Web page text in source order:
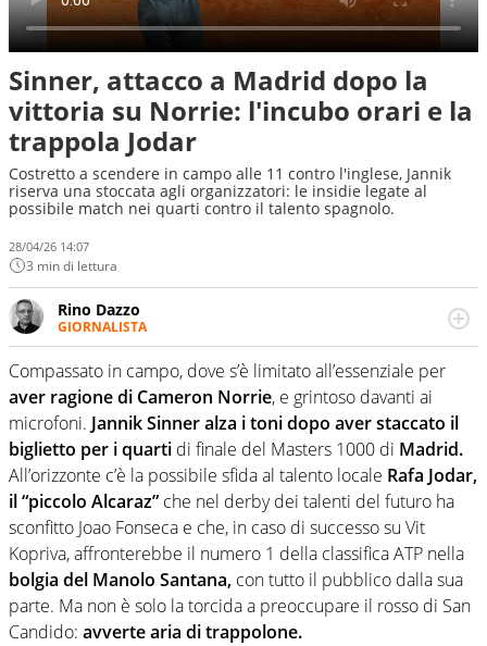
Sinner, attacco a Madrid dopo la
vittoria su Norrie: l'incubo orari e la
trappola Jodar
Costretto a scendere in campo alle 11 contro l'inglese, Jannik
riserva una stoccata agli organizzatori: le insidie legate al
possibile match nei quarti contro il talento spagnolo.
28/04/26 14:07
3 min di lettura
Rino Dazzo
GIORNALISTA
Se mai ci fosse modo di traslare il glossario del calcio in
una nicchia di esperti, lui ne farebbe parte. Non si perde
una svista arbitrale né gli umori social del mondo delle
curve
Compassato in campo, dove s’è limitato all’essenziale per
aver ragione di Cameron Norrie, e grintoso davanti ai
microfoni. Jannik Sinner alza i toni dopo aver staccato il
biglietto per i quarti di finale del Masters 1000 di Madrid.
All’orizzonte c’è la possibile sfida al talento locale Rafa Jodar,
il “piccolo Alcaraz” che nel derby dei talenti del futuro ha
sconfitto Joao Fonseca e che, in caso di successo su Vit
Kopriva, affronterebbe il numero 1 della classifica ATP nella
bolgia del Manolo Santana, con tutto il pubblico dalla sua
parte. Ma non è solo la torcida a preoccupare il rosso di San
Candido: avverte aria di trappolone.